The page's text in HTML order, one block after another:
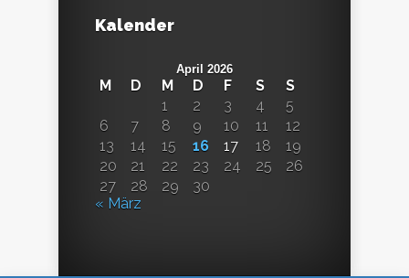
Kalender
April 2026
M D M D F S
S
1
2 3 4
5
6
7 8 9 10 11
12
13
14 15 16 17 18
19
20
21 22 23 24 25
26
27
28 29
30
« März